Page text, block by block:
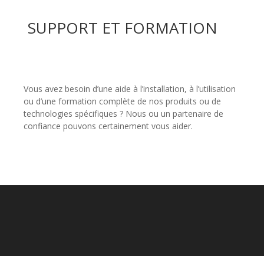
SUPPORT ET FORMATION
Vous avez besoin d’une aide à l’installation, à l’utilisation
ou d’une formation complète de nos produits ou de
technologies spécifiques ? Nous ou un partenaire de
confiance pouvons certainement vous aider.